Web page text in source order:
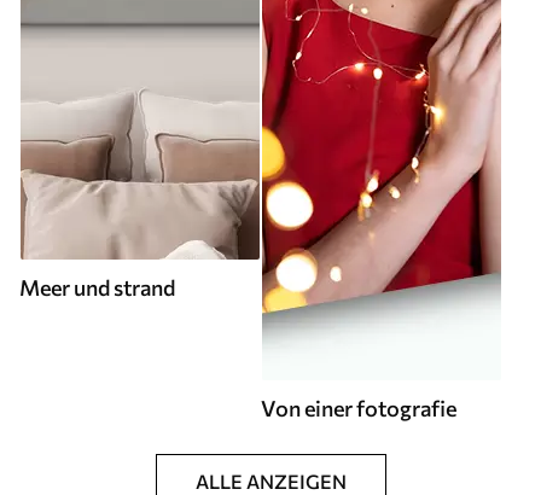
Meer und strand
Von einer fotografie
ALLE ANZEIGEN